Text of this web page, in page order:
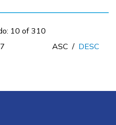
10 of 310
ASC / DESC